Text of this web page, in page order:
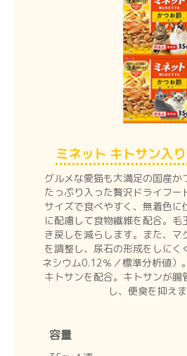
ミネット キトサン入
グルメな愛猫も大満足の国産か
たっぷり入った贅沢ドライフー
サイズで食べやすく、無着色に
に配慮して食物繊維を配合。毛
き戻しを減らします。また、マ
を調整し、尿石の形成をしにく
ネシウム0.12％／標準分析値）
キトサンを配合。キトサンが腸
し、便臭を抑えま
容量